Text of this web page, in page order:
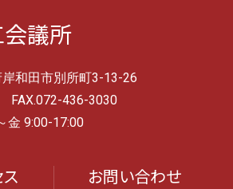
議所
和田市別所町3-13-26
FAX.072-436-3030
金 9:00-17:00
お問い合わせ